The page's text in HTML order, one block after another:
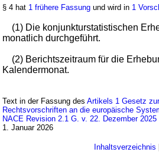
§ 4 hat 1 frühere Fassung und wird in 1
(1) Die konjunkturstatistischen
monatlich durchgeführt.
(2) Berichtszeitraum für die
Kalendermonat.
Text in der Fassung desArtikels 1 Gesetz
Rechtsvorschriften an die europäische
NACE Revision 2.1 G. v. 22. Dezember
1. Januar 2026
Inhaltsverzeichnis